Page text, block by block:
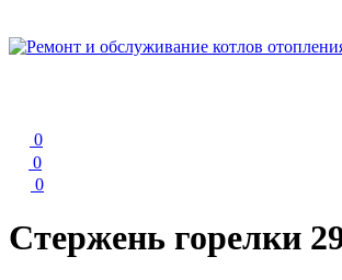
0
0
0
Стержень горелки